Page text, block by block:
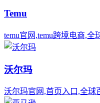
Temu
temu官网,temu跨境电商,全
沃尔玛
沃尔玛官网,首页入口,全球